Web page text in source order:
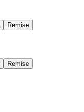
Remise
Remise